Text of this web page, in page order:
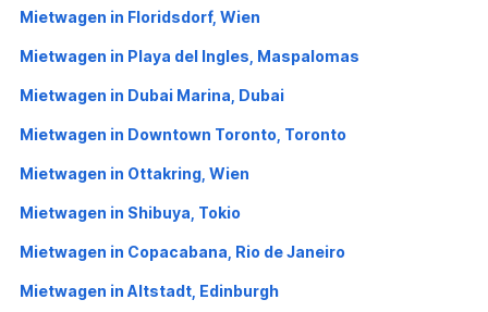
Mietwagen in Floridsdorf, Wien
Mietwagen in Playa del Ingles, Maspalomas
Mietwagen in Dubai Marina, Dubai
Mietwagen in Downtown Toronto, Toronto
Mietwagen in Ottakring, Wien
Mietwagen in Shibuya, Tokio
Mietwagen in Copacabana, Rio de Janeiro
Mietwagen in Altstadt, Edinburgh